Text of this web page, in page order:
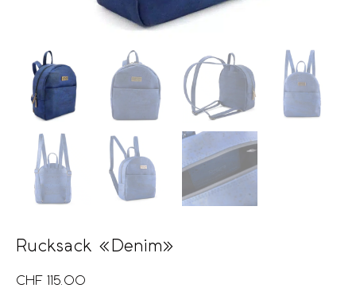
Rucksack «Denim»
CHF 115.00